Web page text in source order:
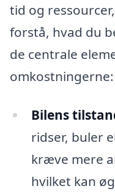
tid og
forstå, hvad du
de centrale
omkostningerne:
Bilens
ridser, buler
kræve mere
hvilket kan